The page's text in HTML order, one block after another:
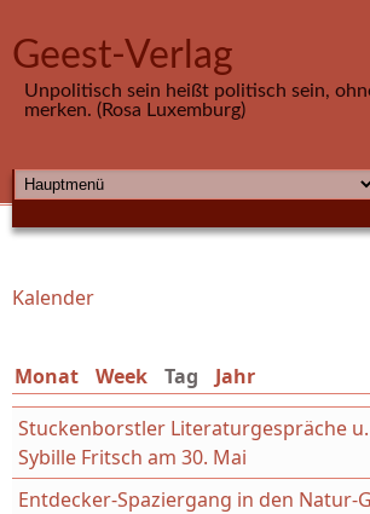
Geest-Verlag
Unpolitisch sein heißt politisch sein,
merken. (Rosa Luxemburg)
HAUPTMENÜ
Sie sind hier
Kalender
Monat Week Tag (aktiver Reiter)
Jahr
Stuckenborstler Literaturgespräche
Sybille Fritsch am 30. Mai
Entdecker-Spaziergang in den Natur-